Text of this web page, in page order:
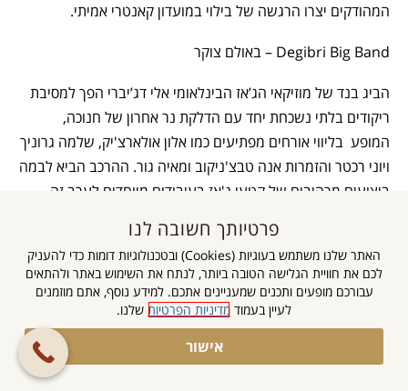
המהודקים יצרו הרגשה של בילוי במועדון קאנטרי אמיתי.
Degibri Big Band – באולם צוקר
הביג בנד של מוזיקאי הג’אז הבינלאומי אלי דג’יברי הפך למסיבת
ריקודים בלתי נשכחת יחד עם הדלקת נר אחרון של חנוכה,
המופע בליווי אורחים מפתיעים כמו אלון אולארצ'יק, שלמה גרוניך
ויוני רכטר והזמרות אנה טבצ'ניקוב ומאיה גור. ההרכב הביא לבמה
ביצועים מרהיבים של קטעי ג'אז בעיבודים מיוחדים לערב זה,
החוגגים ותרם לאווירת המסיבה .
צילום: יח"צ
הצטרפו לקבוצה
השקטה
פרטיותך חשובה לנו
האתר שלנו משתמש בעוגיות (Cookies) ובטכנולוגיות דומות כדי להעניק
לכם את חוויית הגלישה הטובה ביותר, לנתח את השימוש באתר ולהתאים
עבורכם מופעים ותכנים שמעניינים אתכם. למידע נוסף, אתם מוזמנים
לעיין בעמוד מדיניות הפרטיות שלנו.
אישור